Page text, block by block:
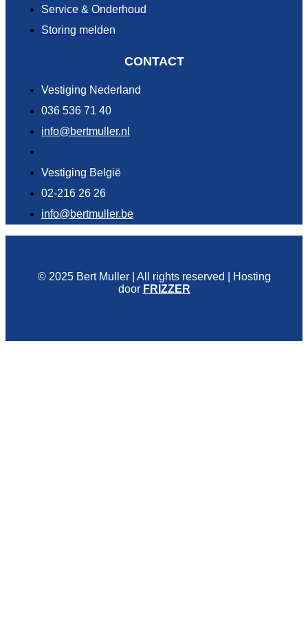
Service & Onderhoud
Storing melden
CONTACT
Vestiging Nederland
036 536 71 40
info@bertmuller.nl
Vestiging België
02-216 26 26
info@bertmuller.be
© 2025 Bert Muller | All rights reserved | Hosting
door FRIZZER